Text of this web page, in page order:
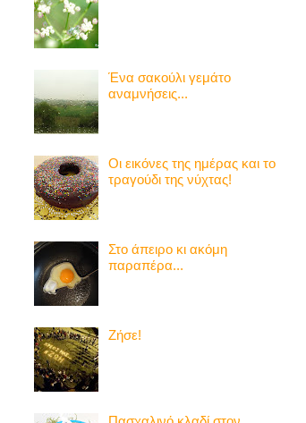
Ένα σακούλι γεμάτο
αναμνήσεις...
Οι εικόνες της ημέρας και το
τραγούδι της νύχτας!
Στο άπειρο κι ακόμη
παραπέρα...
Ζήσε!